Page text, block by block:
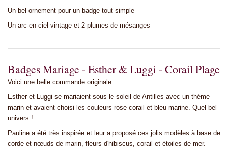
Un bel ornement pour un badge tout simple
Un arc-en-ciel vintage et 2 plumes de mésanges
Badges Mariage - Esther & Luggi - Corail Plage
Voici une belle commande originale.
Esther et Luggi se mariaient sous le soleil de Antilles avec un thème
marin et avaient choisi les couleurs rose corail et bleu marine. Quel bel
univers !
Pauline a été très inspirée et leur a proposé ces jolis modèles à base de
corde et nœuds de marin, fleurs d'hibiscus, corail et étoiles de mer.